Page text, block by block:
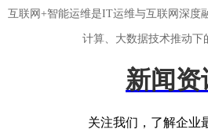
互联网+智能运维是IT运维与互联网深度
计算、大数据技术推动下
新闻资
关注我们，了解企业